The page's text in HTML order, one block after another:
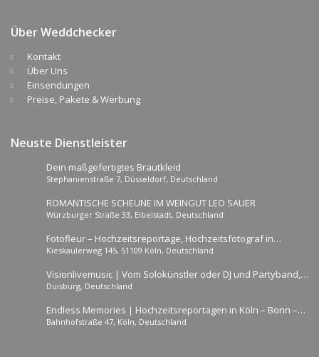
Über Weddchecker
Kontakt
Über Uns
Einsendungen
Preise, Pakete & Werbung
Neuste Dienstleister
Dein maßgefertigtes Brautkleid
Stephanienstraße 7, Düsseldorf, Deutschland
ROMANTISCHE SCHEUNE IM WEINGUT LEO SAUER
Würzburger Straße 33, Eibelstadt, Deutschland
Fotofleur – Hochzeitsreportage, Hochzeitsfotograf in
Köln/NRW/Reinland-Pfalz
Kieskaulerweg 145, 51109 Köln, Deutschland
Visionlivemusic | Vom Solokünstler oder DJ und Partyband,-
hier finden Sie genau das, was Sie brauchen!
Duisburg, Deutschland
Endless Memories | Hochzeitsreportagen in Köln – Bonn –
NRW
Bahnhofstraße 47, Köln, Deutschland